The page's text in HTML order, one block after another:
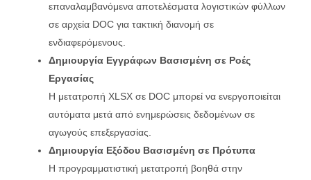
επαναλαμβανόμενα αποτελέσματα λογιστικών φύλλων
σε αρχεία DOC για τακτική διανομή σε
ενδιαφερόμενους.
Δημιουργία Εγγράφων Βασισμένη σε Ροές
Εργασίας
Η μετατροπή XLSX σε DOC μπορεί να ενεργοποιείται
αυτόματα μετά από ενημερώσεις δεδομένων σε
αγωγούς επεξεργασίας.
Δημιουργία Εξόδου Βασισμένη σε Πρότυπα
Η προγραμματιστική μετατροπή βοηθά στην